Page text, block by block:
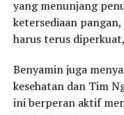
yang menunjang
ketersediaan
harus terus
Benyamin juga
kesehatan dan Tim
ini berperan aktif